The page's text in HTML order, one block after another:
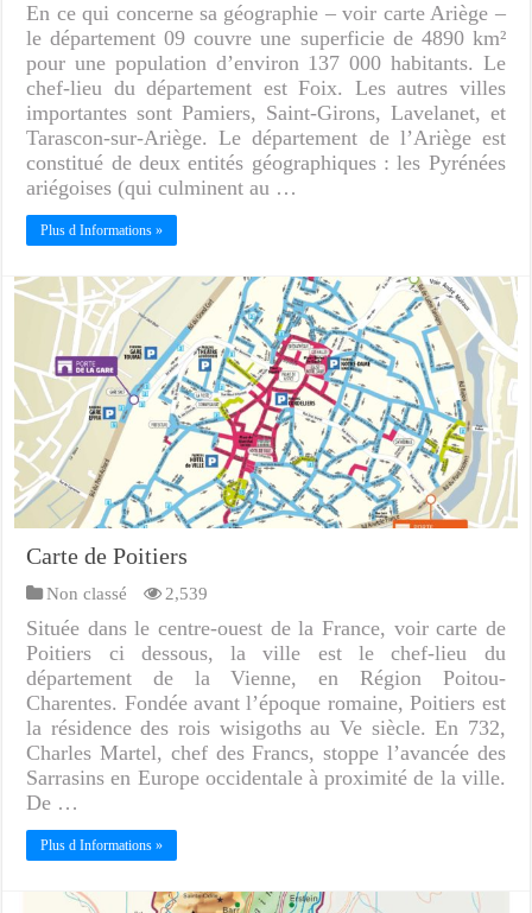
En ce qui concerne sa géographie – voir carte Ariège –
le département 09 couvre une superficie de 4890 km²
pour une population d’environ 137 000 habitants. Le
chef-lieu du département est Foix. Les autres villes
importantes sont Pamiers, Saint-Girons, Lavelanet, et
Tarascon-sur-Ariège. Le département de l’Ariège est
constitué de deux entités géographiques : les Pyrénées
ariégoises (qui culminent au …
Plus d Informations »
Carte de Poitiers
Non classé 2,539
Située dans le centre-ouest de la France, voir carte de
Poitiers ci dessous, la ville est le chef-lieu du
département de la Vienne, en Région Poitou-
Charentes. Fondée avant l’époque romaine, Poitiers est
la résidence des rois wisigoths au Ve siècle. En 732,
Charles Martel, chef des Francs, stoppe l’avancée des
Sarrasins en Europe occidentale à proximité de la ville.
De …
Plus d Informations »